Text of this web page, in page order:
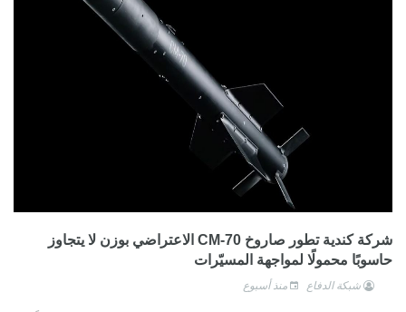
شركة كندية تطور صاروخ CM-70 الاعتراضي بوزن لا يتجاوز
حاسوبًا محمولًا لمواجهة المسيّرات
شبكة الدفاع منذ أسبوع